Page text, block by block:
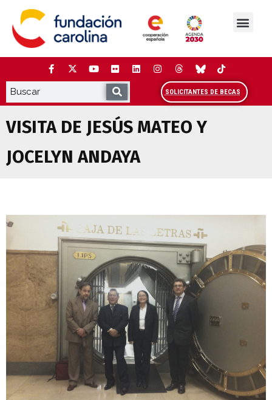
contenido
SOLICITANTES DE BECAS
VISITA DE JESÚS MATEO Y
JOCELYN ANDAYA